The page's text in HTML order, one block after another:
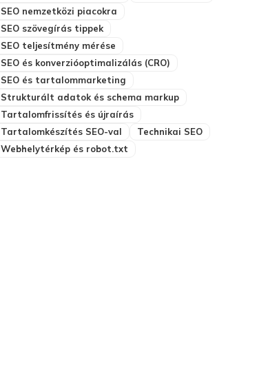
SEO nemzetközi piacokra
SEO szövegírás tippek
SEO teljesítmény mérése
SEO és konverzióoptimalizálás (CRO)
SEO és tartalommarketing
Strukturált adatok és schema markup
Tartalomfrissítés és újraírás
Tartalomkészítés SEO-val
Technikai SEO
Webhelytérkép és robot.txt